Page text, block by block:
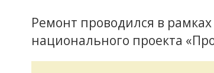
Ремонт проводился в
национального проекта